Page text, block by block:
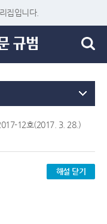
집입니다.
12호(2017. 3. 28.)
해설 닫기